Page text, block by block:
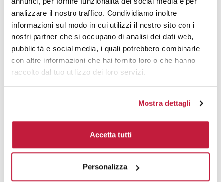
analizzare il nostro traffico. Condividiamo inoltre
informazioni sul modo in cui utilizzi il nostro sito con i
nostri partner che si occupano di analisi dei dati web,
pubblicità e social media, i quali potrebbero combinarle
con altre informazioni che hai fornito loro o che hanno
raccolto dal tuo utilizzo dei loro servizi.
Mostra dettagli
Accetta tutti
Personalizza
Domande e risposte
Prodotti alternativi